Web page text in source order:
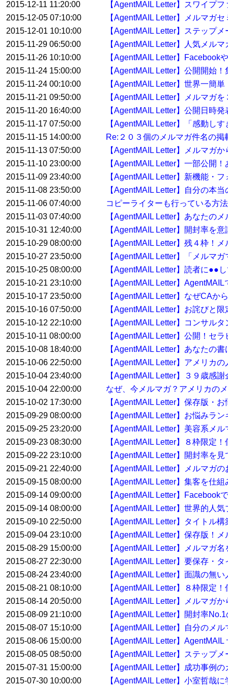
2015-12-11 11:20:00
【AgentMAIL Letter】スワイプ
2015-12-05 07:10:00
【AgentMAIL Letter】メルマガ
2015-12-01 10:10:00
【AgentMAIL Letter】ステップ
2015-11-29 06:50:00
【AgentMAIL Letter】人気メル
2015-11-26 10:10:00
【AgentMAIL Letter】Facebook
2015-11-24 15:00:00
【AgentMAIL Letter】公開開始
2015-11-24 00:10:00
【AgentMAIL Letter】世界一簡
2015-11-21 09:50:00
【AgentMAIL Letter】メルマガ
2015-11-20 16:40:00
【AgentMAIL Letter】公開日時
2015-11-17 07:50:00
【AgentMAIL Letter】「感動し
2015-11-15 14:00:00
Re:２０３個のメルマガ件名の
2015-11-13 07:50:00
【AgentMAIL Letter】メルマガ
2015-11-10 23:00:00
【AgentMAIL Letter】一部公開
2015-11-09 23:40:00
【AgentMAIL Letter】新機能・
2015-11-08 23:50:00
【AgentMAIL Letter】自分の本
2015-11-06 07:40:00
コピーライターも行っている方
2015-11-03 07:40:00
【AgentMAIL Letter】あなたの
2015-10-31 12:40:00
【AgentMAIL Letter】開封率を
2015-10-29 08:00:00
【AgentMAIL Letter】残４枠！
2015-10-27 23:50:00
【AgentMAIL Letter】「メルマ
2015-10-25 08:00:00
【AgentMAIL Letter】読者に●●
2015-10-21 23:10:00
【AgentMAIL Letter】
2015-10-17 23:50:00
【AgentMAIL Letter】なぜCAか
2015-10-16 07:50:00
【AgentMAIL Letter】お詫びと
2015-10-12 22:10:00
【AgentMAIL Letter】コンサル
2015-10-11 08:00:00
【AgentMAIL Letter】公開！セ
2015-10-08 18:40:00
【AgentMAIL Letter】あなたの
2015-10-06 22:50:00
【AgentMAIL Letter】アメリカ
2015-10-04 23:40:00
【AgentMAIL Letter】３９歳感
2015-10-04 22:00:00
なぜ、今メルマガ？アメリカの
2015-10-02 17:30:00
【AgentMAIL Letter】保存版・
2015-09-29 08:00:00
【AgentMAIL Letter】お悩みラ
2015-09-25 23:20:00
【AgentMAIL Letter】美容系メ
2015-09-23 08:30:00
【AgentMAIL Letter】８枠限定
2015-09-22 23:10:00
【AgentMAIL Letter】開封率を
2015-09-21 22:40:00
【AgentMAIL Letter】メルマガ
2015-09-15 08:00:00
【AgentMAIL Letter】集客を仕
2015-09-14 09:00:00
【AgentMAIL Letter】Facebook
2015-09-14 08:00:00
【AgentMAIL Letter】世界的人
2015-09-10 22:50:00
【AgentMAIL Letter】タイトル
2015-09-04 23:10:00
【AgentMAIL Letter】保存版！
2015-08-29 15:00:00
【AgentMAIL Letter】メルマガ
2015-08-27 22:30:00
【AgentMAIL Letter】要保存・
2015-08-24 23:40:00
【AgentMAIL Letter】面識の無
2015-08-21 08:10:00
【AgentMAIL Letter】８枠限定
2015-08-14 20:50:00
【AgentMAIL Letter】メルマガ
2015-08-09 21:10:00
【AgentMAIL Letter】開封率
2015-08-07 15:10:00
【AgentMAIL Letter】自分のメ
2015-08-06 15:00:00
【AgentMAIL Letter】
2015-08-05 08:50:00
【AgentMAIL Letter】ステップ
2015-07-31 15:00:00
【AgentMAIL Letter】成功事例
2015-07-30 10:00:00
【AgentMAIL Letter】小室哲哉